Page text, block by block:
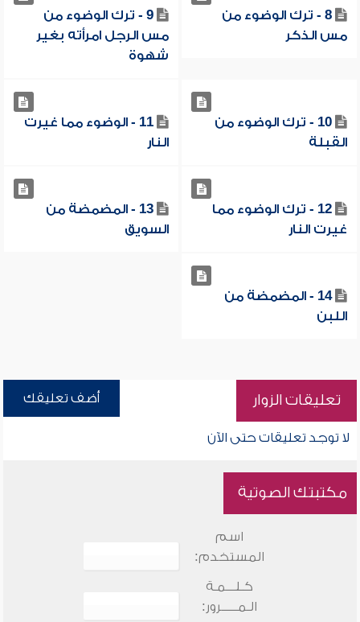
8 - ترك الوضوء من
مس الذكر
9 - ترك الوضوء من
مس الرجل امرأته بغير
شهوة
10 - ترك الوضوء من
القبلة
11 - الوضوء مما غيرت
النار
12 - ترك الوضوء مما
غيرت النار
13 - المضمضة من
السويق
14 - المضمضة من
اللبن
تعليقات الزوار أضف تعليقك
لا توجد تعليقات حتى الآن
مكتبتك الصوتية
اسم
المستخدم:
كـلـــمـة
الـمـــــرور: